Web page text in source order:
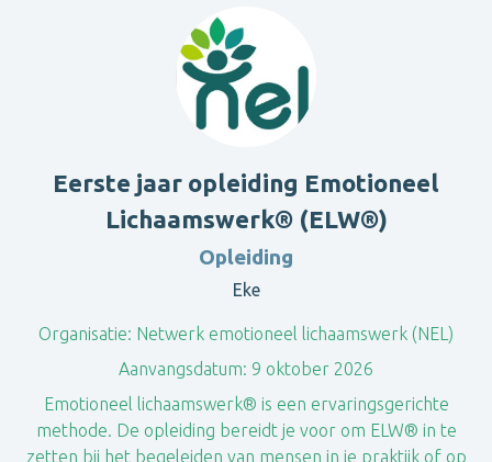
Eerste jaar opleiding Emotioneel
Lichaamswerk® (ELW®)
Opleiding
Eke
Organisatie: Netwerk emotioneel lichaamswerk (NEL)
Aanvangsdatum: 9 oktober 2026
​Emotioneel lichaamswerk® is een ervaringsgerichte
methode. De opleiding bereidt je voor om ELW® in te
zetten bij het begeleiden van mensen in je praktijk of op